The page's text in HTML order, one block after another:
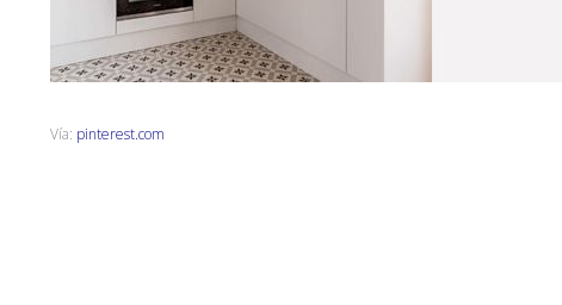
Vía: pinterest.com